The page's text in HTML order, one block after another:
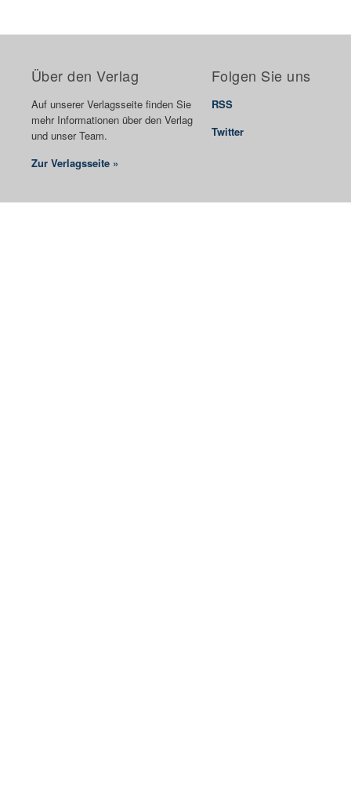
Über den Verlag
Auf unserer Verlagsseite finden Sie
mehr Informationen über den Verlag
und unser Team.
Zur Verlagsseite »
Folgen Sie uns
RSS
Twitter